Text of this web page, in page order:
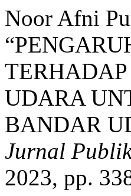
Noor Afni
UDARA
BANDAR
Jurnal
2023, pp.